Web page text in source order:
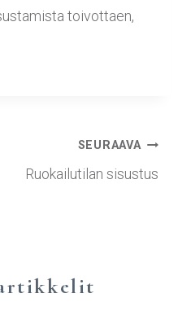
toivottaen,
SEURAAVA
Ruokailutilan sisustus